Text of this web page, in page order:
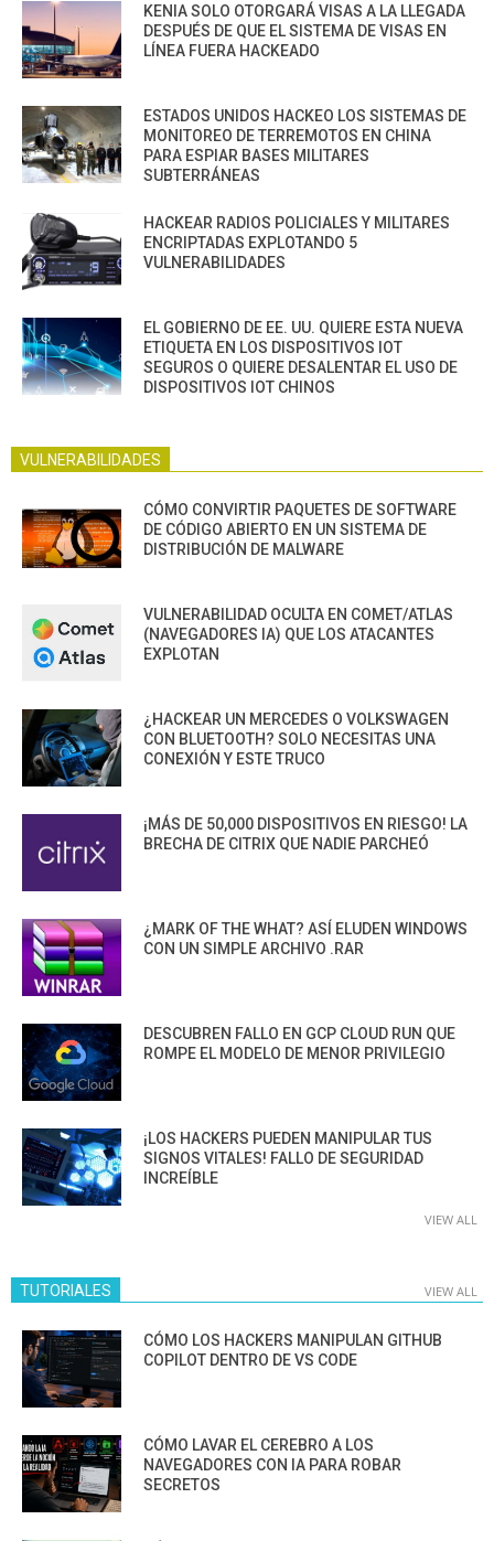
KENIA SOLO OTORGARÁ VISAS A LA LLEGADA
DESPUÉS DE QUE EL SISTEMA DE VISAS EN
LÍNEA FUERA HACKEADO
ESTADOS UNIDOS HACKEO LOS SISTEMAS DE
MONITOREO DE TERREMOTOS EN CHINA
PARA ESPIAR BASES MILITARES
SUBTERRÁNEAS
HACKEAR RADIOS POLICIALES Y MILITARES
ENCRIPTADAS EXPLOTANDO 5
VULNERABILIDADES
EL GOBIERNO DE EE. UU. QUIERE ESTA NUEVA
ETIQUETA EN LOS DISPOSITIVOS IOT
SEGUROS O QUIERE DESALENTAR EL USO DE
DISPOSITIVOS IOT CHINOS
VULNERABILIDADES
CÓMO CONVIRTIR PAQUETES DE SOFTWARE
DE CÓDIGO ABIERTO EN UN SISTEMA DE
DISTRIBUCIÓN DE MALWARE
VULNERABILIDAD OCULTA EN COMET/ATLAS
(NAVEGADORES IA) QUE LOS ATACANTES
EXPLOTAN
¿HACKEAR UN MERCEDES O VOLKSWAGEN
CON BLUETOOTH? SOLO NECESITAS UNA
CONEXIÓN Y ESTE TRUCO
¡MÁS DE 50,000 DISPOSITIVOS EN RIESGO! LA
BRECHA DE CITRIX QUE NADIE PARCHEÓ
¿MARK OF THE WHAT? ASÍ ELUDEN WINDOWS
CON UN SIMPLE ARCHIVO .RAR
DESCUBREN FALLO EN GCP CLOUD RUN QUE
ROMPE EL MODELO DE MENOR PRIVILEGIO
¡LOS HACKERS PUEDEN MANIPULAR TUS
SIGNOS VITALES! FALLO DE SEGURIDAD
INCREÍBLE
VIEW ALL
TUTORIALES VIEW ALL
CÓMO LOS HACKERS MANIPULAN GITHUB
COPILOT DENTRO DE VS CODE
CÓMO LAVAR EL CEREBRO A LOS
NAVEGADORES CON IA PARA ROBAR
SECRETOS